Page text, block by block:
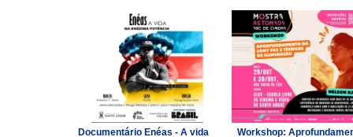
Documentário Enéas - A vida
Workshop: